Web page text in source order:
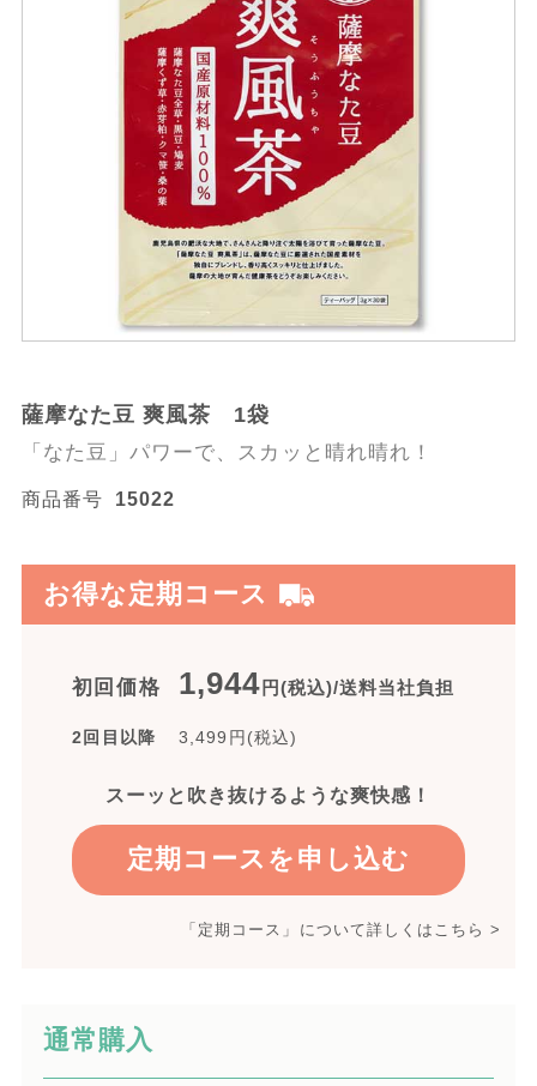
薩摩なた豆 爽風茶 1袋
「なた豆」パワーで、スカッと晴れ晴れ！
商品番号 15022
お得な定期コース
初回価格 1,944 円(税込)/送料当社負担
2回目以降 3,499 円(税込)
スーッと吹き抜けるような爽快感！
定期コースを申し込む
「定期コース」について詳しくはこちら >
通常購入